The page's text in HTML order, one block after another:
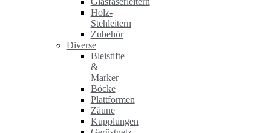
Holz-
Stehleitern
Zubehör
Diverse
Bleistifte
&
Marker
Böcke
Plattformen
Zäune
Kupplungen